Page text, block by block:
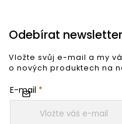
Odebírat newsletter
Vložte svůj e-mail a my
o nových produktech na
E-mail